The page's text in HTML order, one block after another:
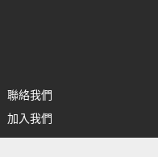
聯絡我們
加入我們